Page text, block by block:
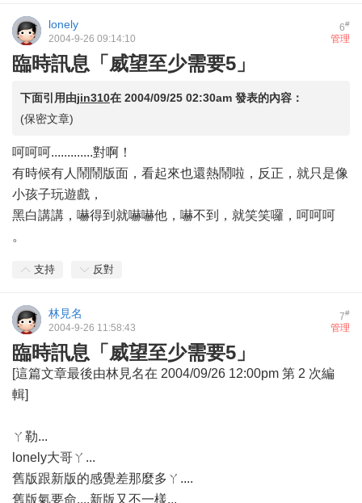
6#
lonely
管理
2004-9-26 09:14:10
臨時訊息「威望至少需要5」
下面引用由jin310在 2004/09/25 02:30am 發表的內容：
(保密文章)
呵呵呵.............對啊！
有時候有人鬧鬧版面，看起來也還熱鬧啦，反正，就只是像
小孩子玩遊戲，
黑白講講，嚇得到就嚇嚇他，嚇不到，就笑笑囉，呵呵呵
。
支持 反對
7#
林見名
管理
2004-9-26 11:58:43
臨時訊息「威望至少需要5」
[這篇文章最後由林見名在 2004/09/26 12:00pm 第 2 次編
輯]
ㄚ勒...
lonely大哥ㄚ...
舊版跟新版的感覺差那麼多ㄚ....
舊版氣要命....新版又不一樣...